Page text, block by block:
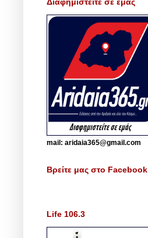
mail: aridaia365@gmail.com
Βρείτε μας στο Facebook
Life 106.3